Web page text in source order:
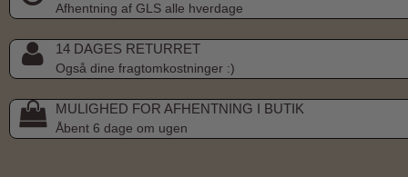
Afhentning af GLS alle hverdage
14 DAGES RETURRET
Også dine fragtomkostninger :)
MULIGHED FOR AFHENTNING I BUTIK
Åbent 6 dage om ugen